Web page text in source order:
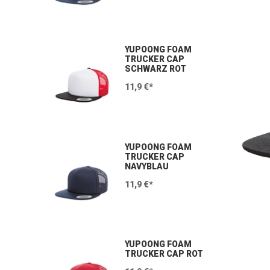
YUPOONG FOAM
TRUCKER CAP
SCHWARZ ROT
11,9 €*
YUPOONG FOAM
TRUCKER CAP
NAVYBLAU
11,9 €*
YUPOONG FOAM
TRUCKER CAP ROT